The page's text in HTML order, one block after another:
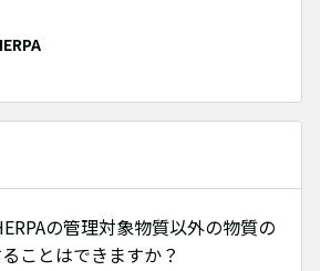
の管理対象物質以外の物質の
ことはできますか？